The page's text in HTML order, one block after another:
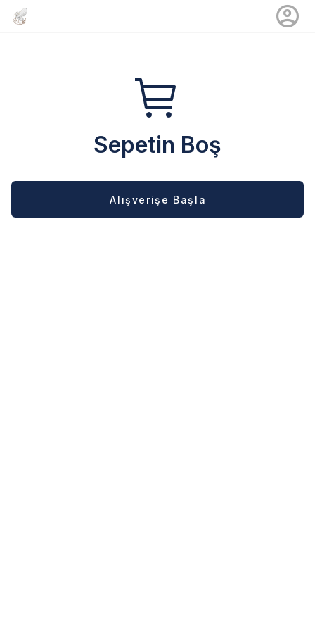
Sepetin Boş
Alışverişe Başla